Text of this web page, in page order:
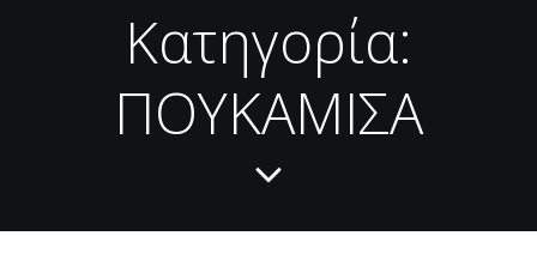
Κατηγορία:
ΠΟΥΚΑΜΙΣΑ